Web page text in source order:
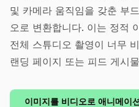
및 카메라 움직임을 갖춘 부
오로 변환합니다. 이는 정적
전체 스튜디오 촬영이 너무
랜딩 페이지 또는 피드 게시
이미지를 비디오로 애니메이